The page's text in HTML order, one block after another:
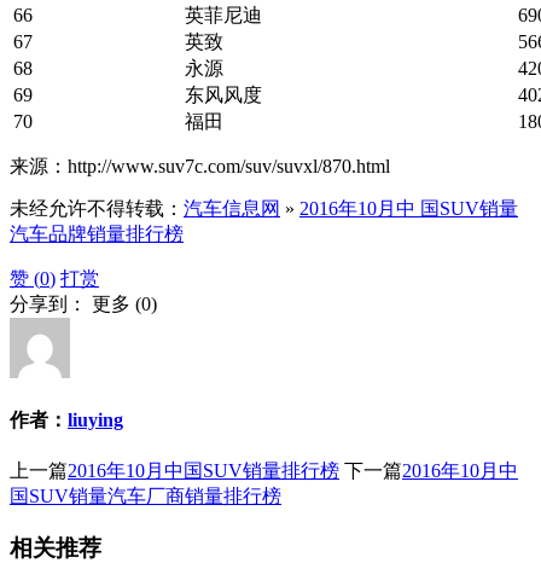
66
英菲尼迪
67
英致
68
永源
69
东风风度
70
福田
来源：http://www.suv7c.com/suv/suvxl/870.html
未经允许不得转载： 汽车信息网 » 2016年10月中 国SUV销量
汽车品牌销量排行榜
赞 (0) 打赏
分享到： 更多 (0)
作者： liuying
上一篇2016年10月中国SUV销量排行榜 下一篇2016年10月中
国SUV销量汽车厂商销量排行榜
相关推荐